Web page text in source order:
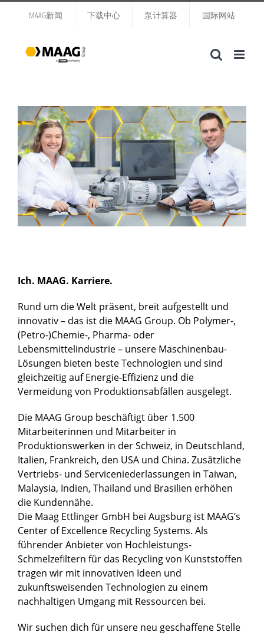
MAAG新闻 下载中心 泵计算器 国际网站
Ich. MAAG. Karriere.
Rund um die Welt präsent, breit aufgestellt und
innovativ – das ist die MAAG Group. Ob Polymer-,
(Petro-)Chemie-, Pharma- oder
Lebensmittelindustrie – unsere Maschinenbau-
Lösungen bieten beste Technologien und sind
gleichzeitig auf Energie-Effizienz und die
Vermeidung von Produktionsabfällen ausgelegt.
Die MAAG Group beschäftigt über 1.500
Mitarbeiterinnen und Mitarbeiter in
Produktionswerken in der Schweiz, in Deutschland,
Italien, Frankreich, den USA und China. Zusätzliche
Vertriebs- und Serviceniederlassungen in Taiwan,
Malaysia, Indien, Thailand und Brasilien erhöhen
die Kundennähe.
Die Maag Ettlinger GmbH bei Augsburg ist MAAG’s
Center of Excellence Recycling Systems. Als
führender Anbieter von Hochleistungs-
Schmelzefiltern für das Recycling von Kunststoffen
tragen wir mit innovativen Ideen und
zukunftsweisenden Technologien zu einem
nachhaltigen Umgang mit Ressourcen bei.
Wir suchen dich für unsere neu geschaffene Stelle